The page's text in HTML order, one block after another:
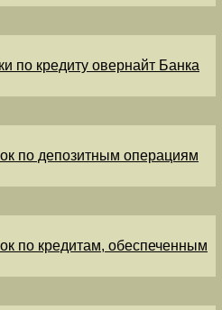
по кредиту овернайт Банка
по депозитным операциям
по кредитам, обеспеченным